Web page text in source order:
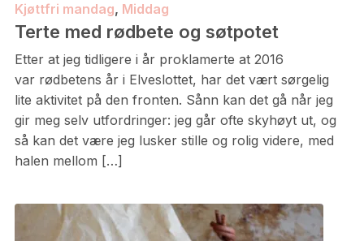
Kjøttfri mandag, Middag
Terte med rødbete og søtpotet
Etter at jeg tidligere i år proklamerte at 2016
var rødbetens år i Elveslottet, har det vært sørgelig
lite aktivitet på den fronten. Sånn kan det gå når jeg
gir meg selv utfordringer: jeg går ofte skyhøyt ut, og
så kan det være jeg lusker stille og rolig videre, med
halen mellom […]